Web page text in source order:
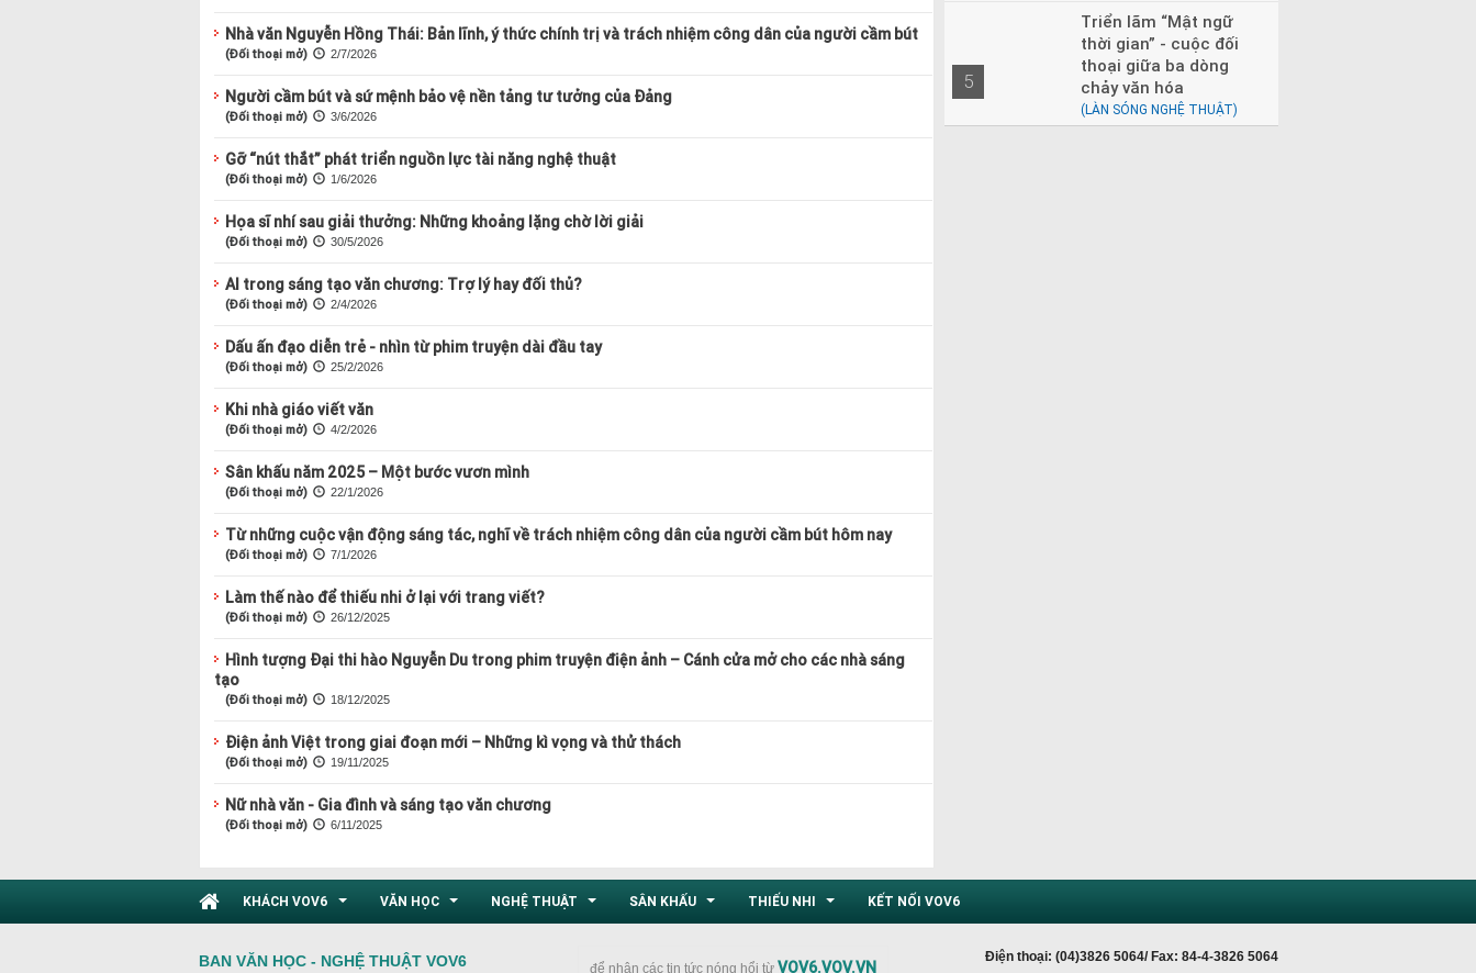
Nhà văn Nguyễn Hồng Thái: Bản lĩnh, ý thức chính trị và trách nhiệm công dân của người cầm bút
(Đối thoại mở) 2/7/2026
Người cầm bút và sứ mệnh bảo vệ nền tảng tư tưởng của Đảng
(Đối thoại mở) 3/6/2026
Gỡ “nút thắt” phát triển nguồn lực tài năng nghệ thuật
(Đối thoại mở) 1/6/2026
Họa sĩ nhí sau giải thưởng: Những khoảng lặng chờ lời giải
(Đối thoại mở) 30/5/2026
AI trong sáng tạo văn chương: Trợ lý hay đối thủ?
(Đối thoại mở) 2/4/2026
Dấu ấn đạo diễn trẻ - nhìn từ phim truyện dài đầu tay
(Đối thoại mở) 25/2/2026
Khi nhà giáo viết văn
(Đối thoại mở) 4/2/2026
Sân khấu năm 2025 – Một bước vươn mình
(Đối thoại mở) 22/1/2026
Từ những cuộc vận động sáng tác, nghĩ về trách nhiệm công dân của người cầm bút hôm nay
(Đối thoại mở) 7/1/2026
Làm thế nào để thiếu nhi ở lại với trang viết?
(Đối thoại mở) 26/12/2025
Hình tượng Đại thi hào Nguyễn Du trong phim truyện điện ảnh – Cánh cửa mở cho các nhà sáng
tạo
(Đối thoại mở) 18/12/2025
Điện ảnh Việt trong giai đoạn mới – Những kì vọng và thử thách
(Đối thoại mở) 19/11/2025
Nữ nhà văn - Gia đình và sáng tạo văn chương
(Đối thoại mở) 6/11/2025
5
Triển lãm “Mật ngữ
thời gian” - cuộc đối
thoại giữa ba dòng
chảy văn hóa
(LÀN SÓNG NGHỆ THUẬT)
KHÁCH VOV6 VĂN HỌC NGHỆ THUẬT SÂN KHẤU THIẾU NHI KẾT NỐI VOV6
BAN VĂN HỌC - NGHỆ THUẬT VOV6 để nhận các tin tức nóng hổi từ VOV6.VOV.VN
Điện thoại: (04)3826 5064/ Fax: 84-4-3826 5064